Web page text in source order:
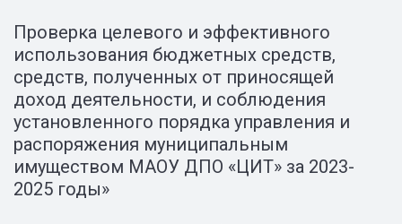
Проверка целевого и эффективного
использования бюджетных средств,
средств, полученных от приносящей
доход деятельности, и соблюдения
установленного порядка управления и
распоряжения муниципальным
имуществом МАОУ ДПО «ЦИТ» за 2023-
2025 годы»